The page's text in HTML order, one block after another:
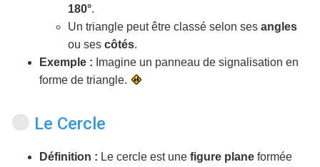
180°.
Un triangle peut être classé selon ses angles
ou ses côtés.
Exemple : Imagine un panneau de signalisation en
forme de triangle.
Le Cercle
Définition : Le cercle est une figure plane formée